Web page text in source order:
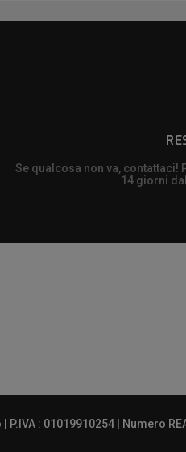
Se qualcosa non va,
14 giorni
: 01019910254 | Numero